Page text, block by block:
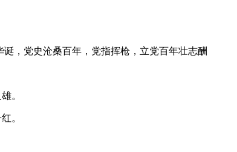
，党史沧桑百年，党指挥枪，立党百年壮志酬
。
。